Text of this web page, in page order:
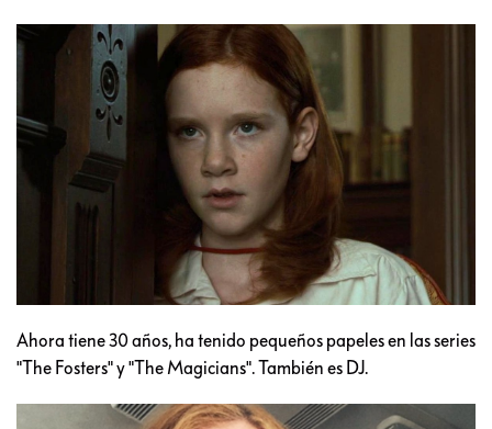
Ahora tiene 30 años, ha tenido pequeños papeles en las series
"The Fosters" y "The Magicians". También es DJ.